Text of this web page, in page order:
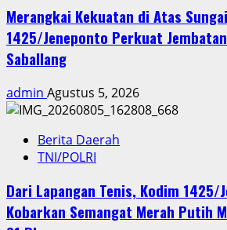
Merangkai Kekuatan di Atas
1425/Jeneponto Perkuat
Saballang
admin Agustus 5, 2026
Berita Daerah
TNI/POLRI
Dari Lapangan Tenis, Kodim 1425/
Kobarkan Semangat Merah Putih